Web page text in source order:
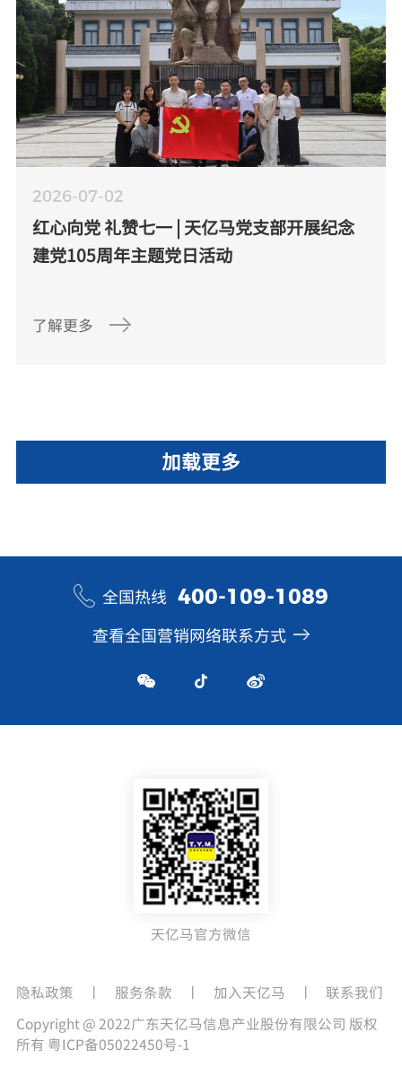
2026-07-02
红心向党 礼赞七一 | 天亿马党支部开展纪念
建党105周年主题党日活动
了解更多
加载更多
全国热线 400-109-1089
查看全国营销网络联系方式
天亿马官方微信
隐私政策 丨 服务条款 丨 加入天亿马 丨
联系我们
Copyright @ 2022广东天亿马信息产业股份有限公司 版权
所有 粤ICP备05022450号-1